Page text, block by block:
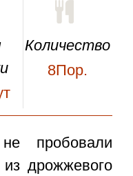
Количество
8Пор.
пробовали
дрожжевого